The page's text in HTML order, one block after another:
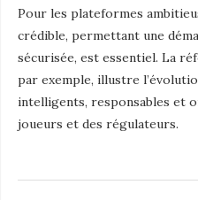
Pour les plateformes
crédible, permettant une
sécurisée, est essentiel. La
par exemple, illustre
intelligents, responsables et
joueurs et des régulateurs.